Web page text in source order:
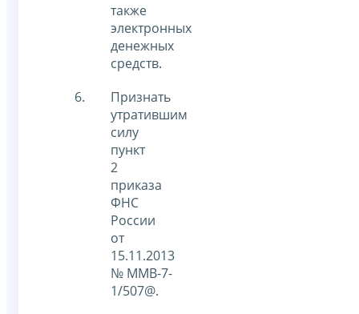
также
электронных
денежных
средств.
Признать
утратившим
силу
пункт
2
приказа
ФНС
России
от
15.11.2013
№ ММВ-7-
1/507@.